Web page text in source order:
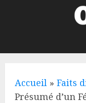
Accueil » Faits
Présumé d’un